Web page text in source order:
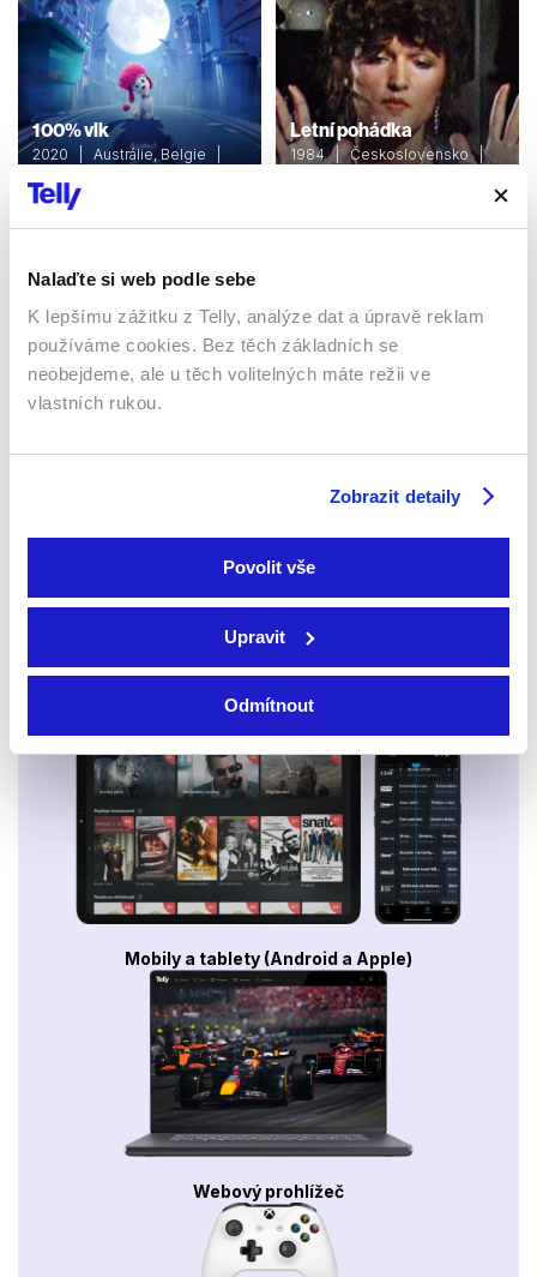
Nalaďte si web podle sebe
K lepšímu zážitku z Telly, analýze dat a úpravě reklam
používáme cookies. Bez těch základních se
neobejdeme, ale u těch volitelných máte režii ve
vlastních rukou.
Zobrazit detaily
Povolit vše
Upravit
Odmítnout
100% vlk
2020 | Austrálie, Belgie |
Filmy / Rodinné / Animované /
Dětské / Fantasy
Letní pohádka
1984 | Československo |
Sledujte kdekoliv až na 6 zařízeních
Sledovat internetovou televizi jde odkudkoliv
po celé EU, a to až na 6 zařízeních.
Smart TV - Android, Google, Samsung, LG, VIDAA
Mobily a tablety (Android a Apple)
Webový prohlížeč